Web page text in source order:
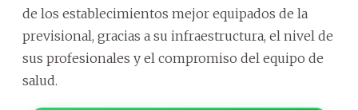
de los establecimientos mejor equipados de la
previsional, gracias a su infraestructura, el nivel de
sus profesionales y el compromiso del equipo de
salud.